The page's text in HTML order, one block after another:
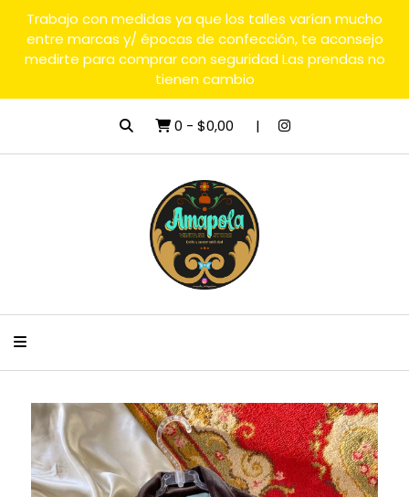
Trabajo con medidas ya que los talles varían mucho
entre marcas y/ épocas de confección, te aconsejo
medirte para comprar con seguridad Las prendas no
tienen cambio
0 - $0,00